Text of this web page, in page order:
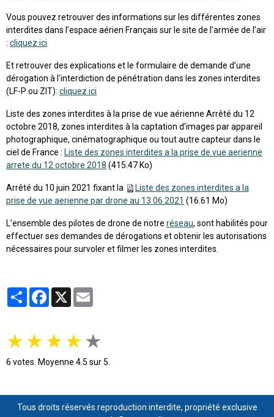
Vous pouvez retrouver des informations sur les différentes zones
interdites dans l’espace aérien Français sur le site de l’armée de l’air
: cliquez ici
Et retrouver des explications et le formulaire de demande d’une
dérogation à l'interdiction de pénétration dans les zones interdites
(LF-P ou ZIT): cliquez ici
Liste des zones interdites à la prise de vue aérienne Arrêté du 12
octobre 2018, zones interdites à la captation d’images par appareil
photographique, cinématographique ou tout autre capteur dans le
ciel de France : Liste des zones interdites a la prise de vue aerienne
arrete du 12 octobre 2018 (415.47 Ko)
Arrêté du 10 juin 2021 fixant la
Liste des zones interdites a la
prise de vue aerienne par drone au 13 06 2021 (16.61 Mo)
L’ensemble des pilotes de drone de notre réseau, sont habilités pour
effectuer ses demandes de dérogations et obtenir les autorisations
nécessaires pour survoler et filmer les zones interdites.
PartagerFacebook
X
★★★★★
6 votes. Moyenne 4.5 sur 5.
Tous droits réservés reproduction interdite, propriété exclusive